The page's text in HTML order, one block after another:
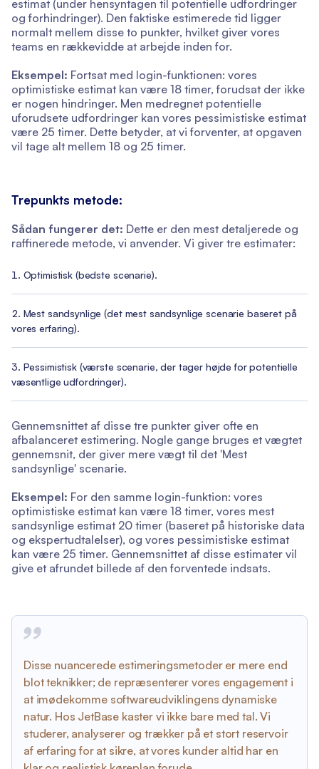
estimat (under hensyntagen til potentielle udfordringer
og forhindringer). Den faktiske estimerede tid ligger
normalt mellem disse to punkter, hvilket giver vores
teams en rækkevidde at arbejde inden for.
Eksempel: Fortsat med login-funktionen: vores
optimistiske estimat kan være 18 timer, forudsat der ikke
er nogen hindringer. Men medregnet potentielle
uforudsete udfordringer kan vores pessimistiske estimat
være 25 timer. Dette betyder, at vi forventer, at opgaven
vil tage alt mellem 18 og 25 timer.
Trepunkts metode:
Sådan fungerer det: Dette er den mest detaljerede og
raffinerede metode, vi anvender. Vi giver tre estimater:
Optimistisk (bedste scenarie).
Mest sandsynlige (det mest sandsynlige scenarie baseret på
vores erfaring).
Pessimistisk (værste scenarie, der tager højde for potentielle
væsentlige udfordringer).
Gennemsnittet af disse tre punkter giver ofte en
afbalanceret estimering. Nogle gange bruges et vægtet
gennemsnit, der giver mere vægt til det 'Mest
sandsynlige' scenarie.
Eksempel: For den samme login-funktion: vores
optimistiske estimat kan være 18 timer, vores mest
sandsynlige estimat 20 timer (baseret på historiske data
og ekspertudtalelser), og vores pessimistiske estimat
kan være 25 timer. Gennemsnittet af disse estimater vil
give et afrundet billede af den forventede indsats.
Disse nuancerede estimeringsmetoder er mere end
blot teknikker; de repræsenterer vores engagement i
at imødekomme softwareudviklingens dynamiske
natur. Hos JetBase kaster vi ikke bare med tal. Vi
studerer, analyserer og trækker på et stort reservoir
af erfaring for at sikre, at vores kunder altid har en